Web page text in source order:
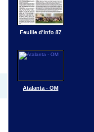
Feuille d'Info 87
Atalanta - OM